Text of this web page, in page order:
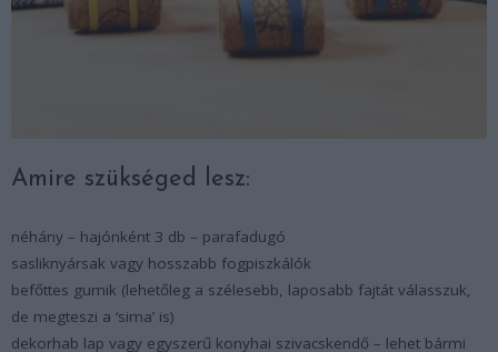
Amire szükséged lesz:
néhány – hajónként 3 db – parafadugó
sasliknyársak vagy hosszabb fogpiszkálók
befőttes gumik (lehetőleg a szélesebb, laposabb fajtát válasszuk,
de megteszi a ‘sima’ is)
dekorhab lap vagy egyszerű konyhai szivacskendő – lehet bármi